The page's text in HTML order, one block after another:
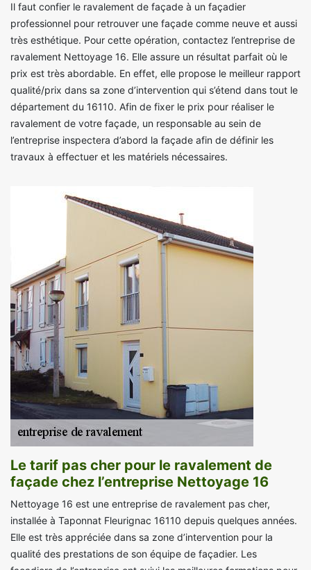
Il faut confier le ravalement de façade à un façadier
professionnel pour retrouver une façade comme neuve et aussi
très esthétique. Pour cette opération, contactez l’entreprise de
ravalement Nettoyage 16. Elle assure un résultat parfait où le
prix est très abordable. En effet, elle propose le meilleur rapport
qualité/prix dans sa zone d’intervention qui s’étend dans tout le
département du 16110. Afin de fixer le prix pour réaliser le
ravalement de votre façade, un responsable au sein de
l’entreprise inspectera d’abord la façade afin de définir les
travaux à effectuer et les matériels nécessaires.
Le tarif pas cher pour le ravalement de
façade chez l’entreprise Nettoyage 16
Nettoyage 16 est une entreprise de ravalement pas cher,
installée à Taponnat Fleurignac 16110 depuis quelques années.
Elle est très appréciée dans sa zone d’intervention pour la
qualité des prestations de son équipe de façadier. Les